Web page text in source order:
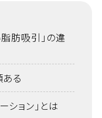
肪吸引」の違
る
ション」とは